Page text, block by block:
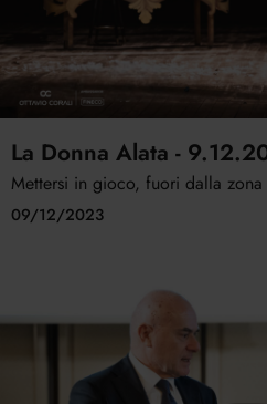
La Donna Alata -
Mettersi in gioco, fuori dalla
09/12/2023